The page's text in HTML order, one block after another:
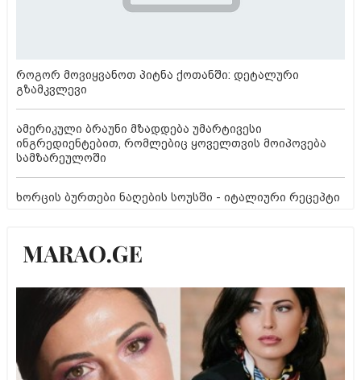
როგორ მოვიყვანოთ პიტნა ქოთანში: დეტალური
გზამკვლევი
ამერიკული ბრაუნი მზადდება უმარტივესი
ინგრედიენტებით, რომლებიც ყოველთვის მოიპოვება
სამზარეულოში
ხორცის ბურთები ნაღების სოუსში - იტალიური რეცეპტი